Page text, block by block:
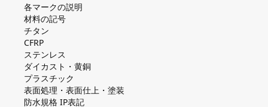
各マークの説明
材料の記号
チタン
CFRP
ステンレス
ダイカスト・⻩銅
プラスチック
表面処理・表面仕上・塗装
防⽔規格 IP表記